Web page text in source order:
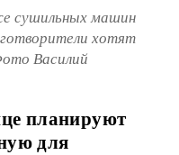
сушильных машин
хотят
Василий
планируют
для